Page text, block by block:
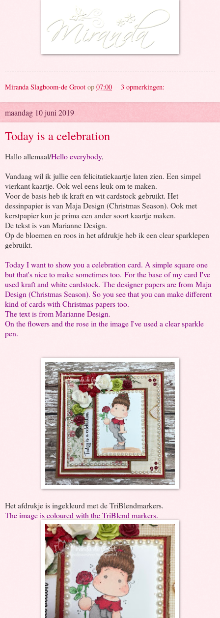
Miranda Slagboom-de Groot op 07:00 3 opmerkingen:
maandag 10 juni 2019
Today is a celebration
Hallo allemaal/Hello everybody,
Vandaag wil ik jullie een felicitatiekaartje laten zien. Een simpel
vierkant kaartje. Ook wel eens leuk om te maken.
Voor de basis heb ik kraft en wit cardstock gebruikt. Het
dessinpapier is van Maja Design (Christmas Season). Ook met
kerstpapier kun je prima een ander soort kaartje maken.
De tekst is van Marianne Design.
Op de bloemen en roos in het afdrukje heb ik een clear sparklepen
gebruikt.
Today I want to show you a celebration card. A simple square one
but that's nice to make sometimes too. For the base of my card I've
used kraft and white cardstock. The designer papers are from Maja
Design (Christmas Season). So you see that you can make different
kind of cards with Christmas papers too.
The text is from Marianne Design.
On the flowers and the rose in the image I've used a clear sparkle
pen.
Het afdrukje is ingekleurd met de TriBlendmarkers.
The image is coloured with the TriBlend markers.